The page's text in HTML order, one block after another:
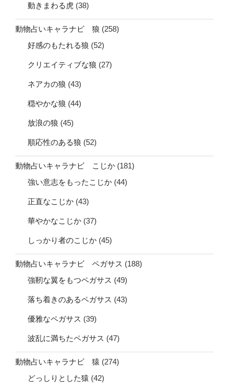
動きまわる虎 (38)
動物占いキャラナビ 狼 (258)
好感のもたれる狼 (52)
クリエイティブな狼 (27)
ネアカの狼 (43)
穏やかな狼 (44)
放浪の狼 (45)
順応性のある狼 (52)
動物占いキャラナビ こじか (181)
強い意志をもったこじか (44)
正直なこじか (43)
華やかなこじか (37)
しっかり者のこじか (45)
動物占いキャラナビ ペガサス (188)
強靭な翼をもつペガサス (49)
落ち着きのあるペガサス (43)
優雅なペガサス (39)
波乱に満ちたペガサス (47)
動物占いキャラナビ 猿 (274)
どっしりとした猿 (42)